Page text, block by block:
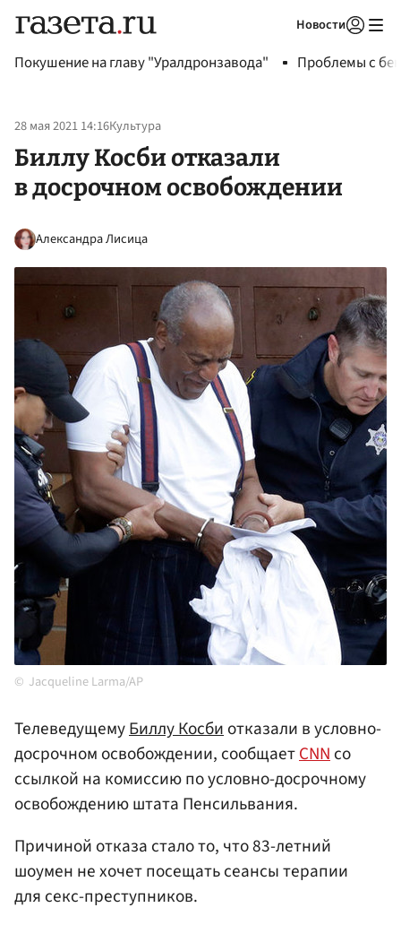
Новости
Покушение на главу "Уралдронзавода" Проблемы с
28 мая 2021 14:16Культура
Биллу Косби отказали
в досрочном освобождении
Александра Лисица
Jacqueline Larma/AP
ТелеведущемуБиллу Косбиотказали в условно-
досрочном освобождении, сообщаетCNNсо
ссылкой на комиссию по условно-досрочному
освобождению штата Пенсильвания.
Причиной отказа стало то, что 83-летний
шоумен не хочет посещать сеансы терапии
для секс-преступников.